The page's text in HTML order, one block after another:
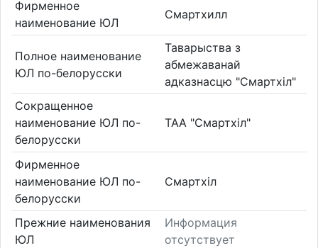
Фирменное
наименование ЮЛ
Смартхилл
Полное наименование
ЮЛ по-белорусски
Таварыства з
абмежаванай
адказнасцю "Смартхіл"
Сокращенное
наименование ЮЛ по-
белорусски
ТАА "Смартхіл"
Фирменное
наименование ЮЛ по-
белорусски
Смартхіл
Прежние наименования
ЮЛ
Информация
отсутствует